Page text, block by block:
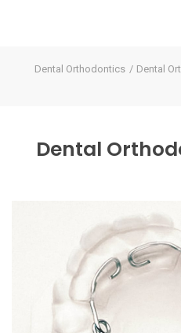
Dental Orthodontics
Dental
Dental